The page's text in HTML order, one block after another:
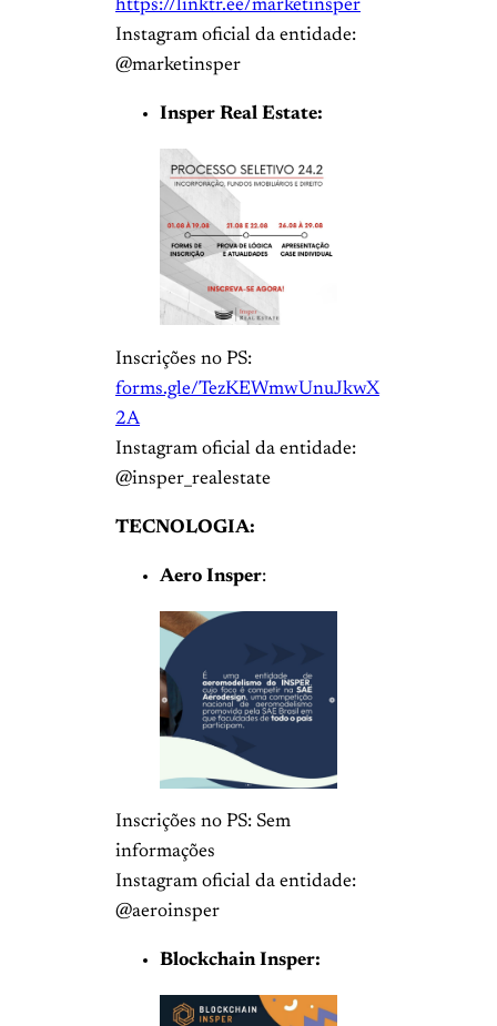
https://linktr.ee/marketinsper
Instagram oficial da entidade:
@marketinsper
Insper Real Estate:
Inscrições no PS:
forms.gle/TezKEWmwUnuJkwX
2A
Instagram oficial da entidade:
@insper_realestate
TECNOLOGIA:
Aero Insper:
Inscrições no PS: Sem
informações
Instagram oficial da entidade:
@aeroinsper
Blockchain Insper: